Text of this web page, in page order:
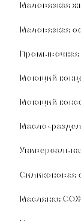
Маловязкая
Маловязкая
Промывочная
Моющий
Моющий
Масло-
Силиконовая
⁣Масляная